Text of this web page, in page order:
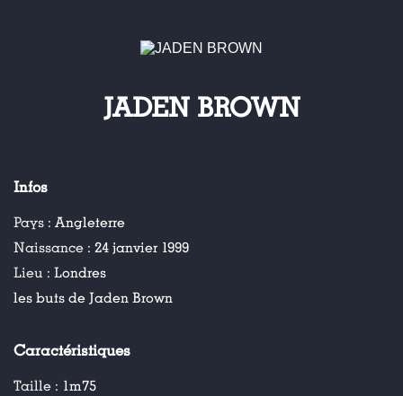
JADEN BROWN
Infos
Pays : Angleterre
Naissance : 24 janvier 1999
Lieu : Londres
les buts de Jaden Brown
Caractéristiques
Taille : 1m75